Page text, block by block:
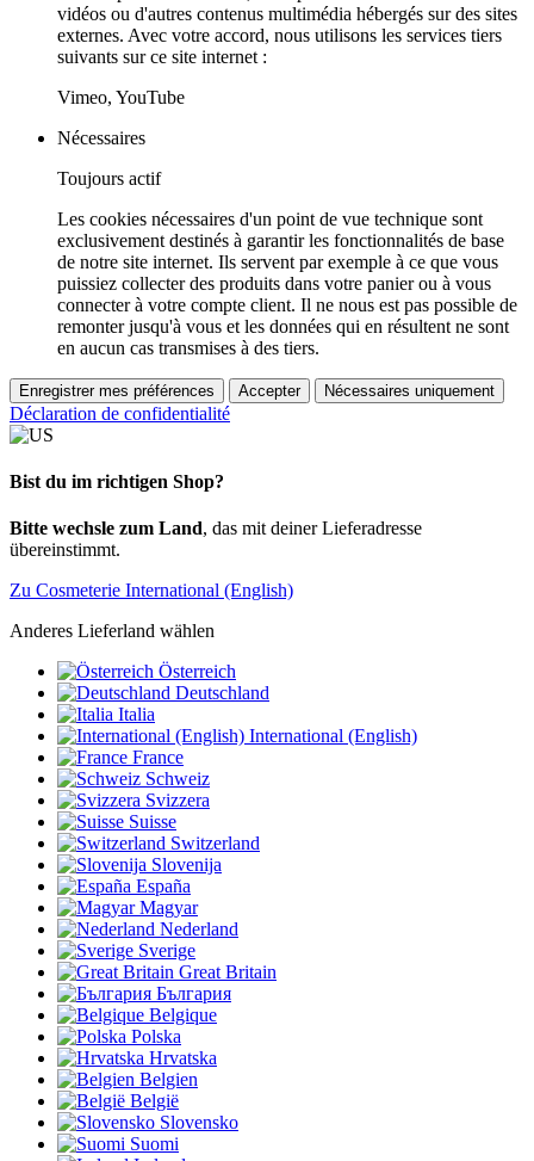
vidéos ou d'autres contenus multimédia hébergés sur des sites
externes. Avec votre accord, nous utilisons les services tiers
suivants sur ce site internet :
Vimeo, YouTube
Nécessaires
Toujours actif
Les cookies nécessaires d'un point de vue technique sont
exclusivement destinés à garantir les fonctionnalités de base
de notre site internet. Ils servent par exemple à ce que vous
puissiez collecter des produits dans votre panier ou à vous
connecter à votre compte client. Il ne nous est pas possible de
remonter jusqu'à vous et les données qui en résultent ne sont
en aucun cas transmises à des tiers.
Enregistrer mes préférences Accepter Nécessaires uniquement
Déclaration de confidentialité
Bist du im richtigen Shop?
Bitte wechsle zum Land, das mit deiner Lieferadresse
übereinstimmt.
Zu Cosmeterie International (English)
Anderes Lieferland wählen
Österreich
Deutschland
Italia
International (English)
France
Schweiz
Svizzera
Suisse
Switzerland
Slovenija
España
Magyar
Nederland
Sverige
Great Britain
България
Belgique
Polska
Hrvatska
Belgien
België
Slovensko
Suomi